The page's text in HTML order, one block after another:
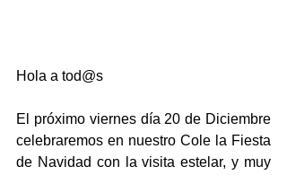
Hola a tod@s
El próximo viernes día 20 de Diciembre
celebraremos en nuestro Cole la Fiesta
de Navidad con la visita estelar, y muy